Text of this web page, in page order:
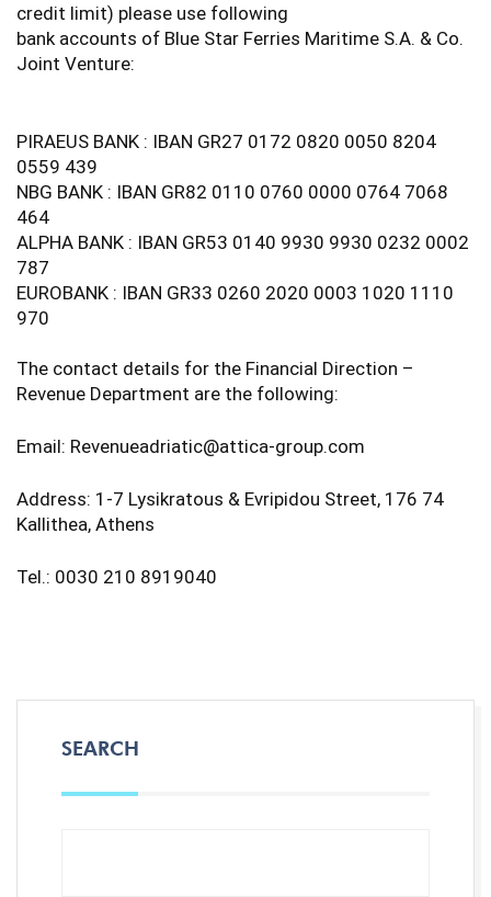
credit limit) please use following
bank accounts of Blue Star Ferries Maritime S.A. & Co.
Joint Venture:
PIRAEUS BANK : IBAN GR27 0172 0820 0050 8204
0559 439
NBG BANK : IBAN GR82 0110 0760 0000 0764 7068
464
ALPHA BANK : IBAN GR53 0140 9930 9930 0232 0002
787
EUROBANK : IBAN GR33 0260 2020 0003 1020 1110
970
The contact details for the Financial Direction –
Revenue Department are the following:
Email: Revenueadriatic@attica-group.com
Address: 1-7 Lysikratous & Evripidou Street, 176 74
Kallithea, Athens
Tel.: 0030 210 8919040
SEARCH